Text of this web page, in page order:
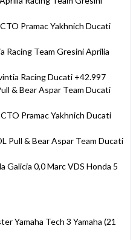
Pramac Yakhnich Ducati
Racing Team Gresini Aprilia
Racing Ducati +42.997
& Bear Aspar Team Ducati
Pramac Yakhnich Ducati
Pull & Bear Aspar Team Ducati
Galicia 0,0 Marc VDS Honda 5
Yamaha Tech 3 Yamaha (21